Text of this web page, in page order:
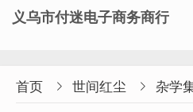
义乌市付迷电子商务商行
首页  世间红尘  杂学